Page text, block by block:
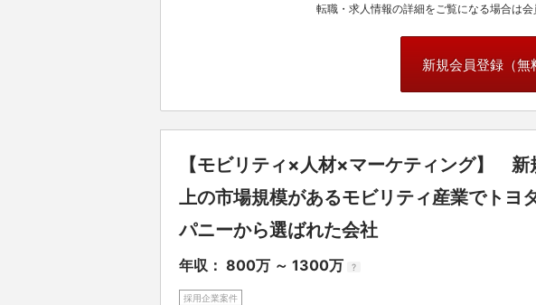
転職・求人情報の詳細をご覧になる場合は
新規会員登録（無
【モビリティ×人材×マーケティング】
上の市場規模があるモビリティ産業でトヨ
パニーから選ばれた会社
年収： 800万 ～ 1300万 ?
採用企業案件